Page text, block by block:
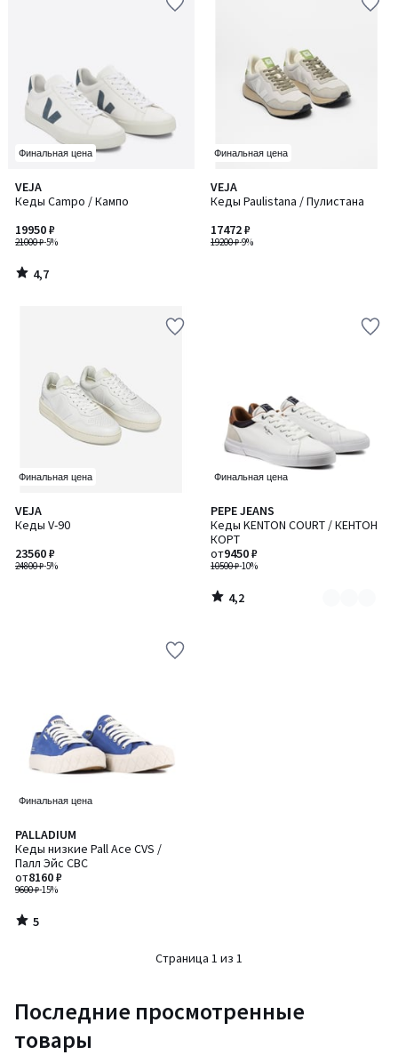
Финальная цена
VEJA
Кеды Campo / Кампо
21000 ₽-5%
19950 ₽
4,7
/ 5
4,7
/
Финальная цена
VEJA
Кеды Paulistana / Пулистана
19200 ₽-9%
17472 ₽
Финальная цена
VEJA
Кеды V-90
24800 ₽-5%
23560 ₽
Финальная цена
PEPE JEANS
Кеды KENTON COURT / КЕНТОН
КОРТ
10500 ₽-10%
от9450 ₽
4,2
/ 5
Количество
цветов:
2
4,2
/
Финальная цена
PALLADIUM
Кеды низкие Pall Ace CVS /
Палл Эйс СВС
9600 ₽-15%
от8160 ₽
5
/
5
5
/
Страница 1 из 1
Последние просмотренные
товары